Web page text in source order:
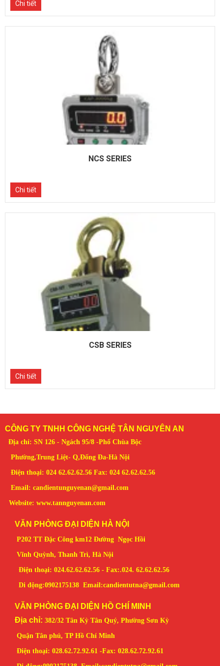
Chi tiết
NCS SERIES
Chi tiết
CSB SERIES
Chi tiết
CÔNG TY TNHH CÔNG NGHỆ TÂN NGUYÊN AN
Địa chỉ: SN 126 - Ngách 95/8 -Phố Chùa Bộc
Phường,Trung Liệt- Q,Đống Đa-Hà Nội
Điện thoại: 024 62.62.62.56 Fax: 024 62.62.62.56
Email: candientunguyenan@gmail.com
Website: www.tannguyenan.com
VĂN PHÒNG ĐẠI DIỆN HÀ NỘI
P202 TT Đặc Công km12 Đường Ngọc Hồi
Vĩnh Quỳnh, Thanh Trì, Hà Nội
Điện thoại: 024.62.62.62.56 - Fax:.024. 62.62.62.56
Di động:0902175138 Email:candientutna@gmail.com
VĂN PHÒNG ĐẠI DIỆN HỒ CHÍ MINH
Địa chỉ: 382/32 Tân Kỳ Tân Quý, Phường Sơn Kỳ
Quận Tân phú, TP Hồ Chí Minh
Điện thoại: 028.62.72.92.61 -Fax: 028.62.72.92.61